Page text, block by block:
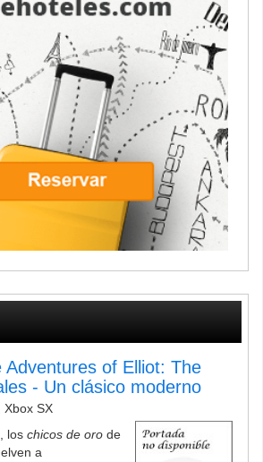
Adventures of Elliot: The
- Un clásico moderno
Xbox SX
, los chicos de oro de
a